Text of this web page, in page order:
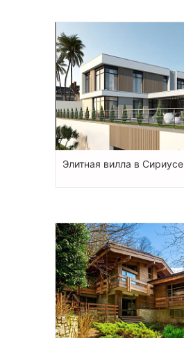
Элитная вилла в Сириусе